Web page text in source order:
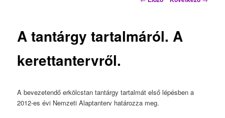
A tantárgy tartalmáról. A
kerettantervről.
A bevezetendő erkölcstan tantárgy tartalmát első lépésben a
2012-es évi Nemzeti Alaptanterv határozza meg.